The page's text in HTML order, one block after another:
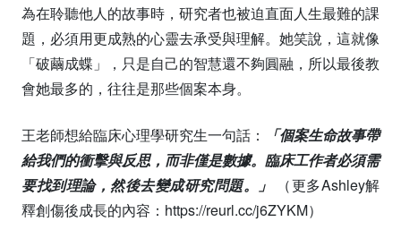
為在聆聽他人的故事時，研究者也被迫直面人生最難的課
題，必須用更成熟的心靈去承受與理解。她笑說，這就像
「破繭成蝶」，只是自己的智慧還不夠圓融，所以最後教
會她最多的，往往是那些個案本身。
王老師想給臨床心理學研究生一句話：
「個案生命故事帶
給我們的衝擊與反思，而非僅是數據。臨床工作者必須需
要找到理論，然後去變成研究問題。」
（更多Ashley解
釋創傷後成長的內容：https://reurl.cc/j6ZYKM）